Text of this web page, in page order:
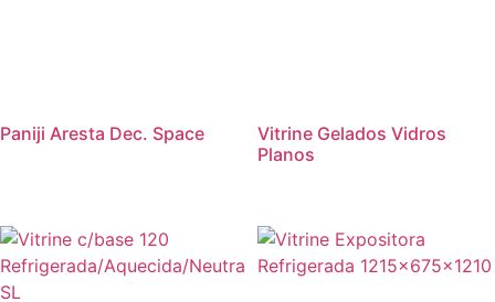
Paniji Aresta Dec. Space
Vitrine Gelados Vidros
Planos